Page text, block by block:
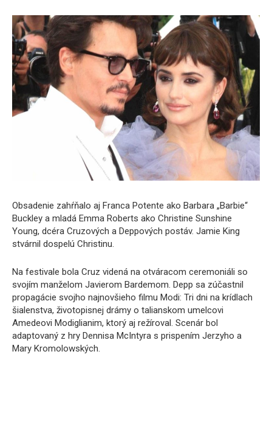
Obsadenie zahŕňalo aj Franca Potente ako Barbara „Barbie“
Buckley a mladá Emma Roberts ako Christine Sunshine
Young, dcéra Cruzových a Deppových postáv. Jamie King
stvárnil dospelú Christinu.
Na festivale bola Cruz videná na otváracom ceremoniáli so
svojím manželom Javierom Bardemom. Depp sa zúčastnil
propagácie svojho najnovšieho filmu Modi: Tri dni na krídlach
šialenstva, životopisnej drámy o talianskom umelcovi
Amedeovi Modiglianim, ktorý aj režíroval. Scenár bol
adaptovaný z hry Dennisa McIntyra s prispením Jerzyho a
Mary Kromolowských.